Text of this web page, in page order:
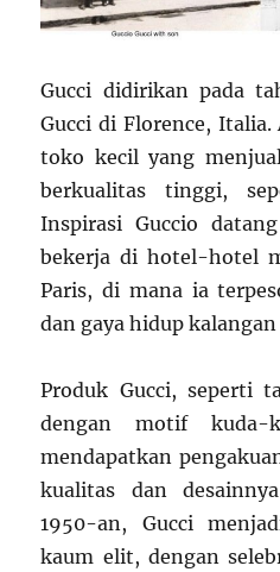
Gucci didirikan pada
Gucci di Florence, Italia.
toko kecil yang
berkualitas tinggi,
Inspirasi Guccio
bekerja di hotel-hotel
Paris, di mana ia
dan gaya hidup kalangan
Produk Gucci, seperti
dengan motif kuda-
mendapatkan
kualitas dan
1950-an, Gucci
kaum elit, dengan